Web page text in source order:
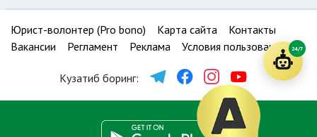
Юрист-волонтер (Pro bono) Карта сайта
Контакты
Вакансии
Регламент Реклама Условия пользования
Кузатиб боринг:
24/7